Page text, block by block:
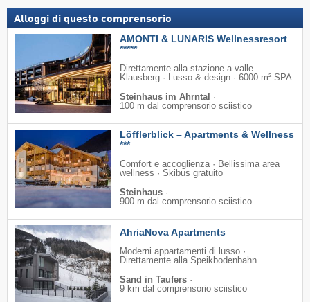
Alloggi di questo comprensorio
AMONTI & LUNARIS Wellnessresort
*****
Direttamente alla stazione a valle
Klausberg · Lusso & design · 6000 m² SPA
Steinhaus im Ahrntal ·
100 m dal comprensorio sciistico
Löfflerblick – Apartments & Wellness
***
Comfort e accoglienza · Bellissima area
wellness · Skibus gratuito
Steinhaus ·
900 m dal comprensorio sciistico
AhriaNova Apartments
Moderni appartamenti di lusso ·
Direttamente alla Speikbodenbahn
Sand in Taufers ·
9 km dal comprensorio sciistico